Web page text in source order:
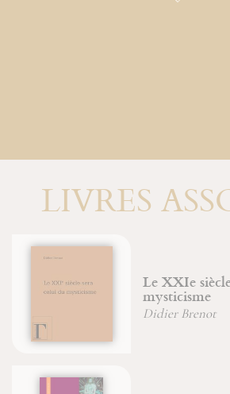
LIVRES
Le XXIe siècle
mysticisme
Didier Brenot